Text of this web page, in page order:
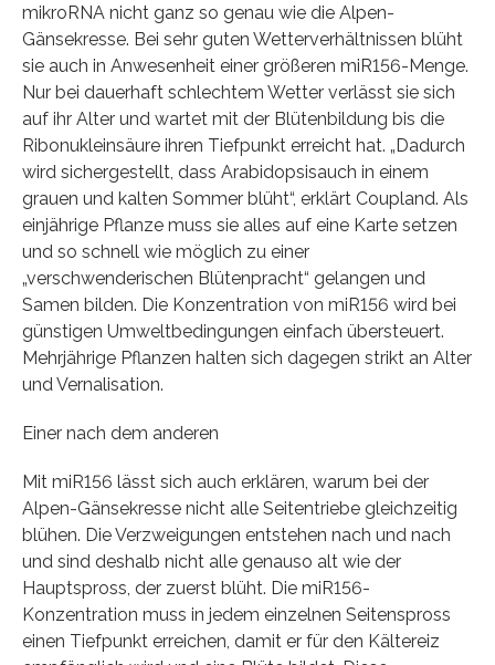
mikroRNA nicht ganz so genau wie die Alpen-
Gänsekresse. Bei sehr guten Wetterverhältnissen blüht
sie auch in Anwesenheit einer größeren miR156-Menge.
Nur bei dauerhaft schlechtem Wetter verlässt sie sich
auf ihr Alter und wartet mit der Blütenbildung bis die
Ribonukleinsäure ihren Tiefpunkt erreicht hat. „Dadurch
wird sichergestellt, dass Arabidopsisauch in einem
grauen und kalten Sommer blüht“, erklärt Coupland. Als
einjährige Pflanze muss sie alles auf eine Karte setzen
und so schnell wie möglich zu einer
„verschwenderischen Blütenpracht“ gelangen und
Samen bilden. Die Konzentration von miR156 wird bei
günstigen Umweltbedingungen einfach übersteuert.
Mehrjährige Pflanzen halten sich dagegen strikt an Alter
und Vernalisation.
Einer nach dem anderen
Mit miR156 lässt sich auch erklären, warum bei der
Alpen-Gänsekresse nicht alle Seitentriebe gleichzeitig
blühen. Die Verzweigungen entstehen nach und nach
und sind deshalb nicht alle genauso alt wie der
Hauptspross, der zuerst blüht. Die miR156-
Konzentration muss in jedem einzelnen Seitenspross
einen Tiefpunkt erreichen, damit er für den Kältereiz